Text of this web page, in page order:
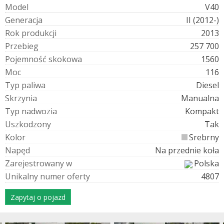
Model
V40
Generacja
II (2012-)
Rok produkcji
2013
Przebieg
257 700
Pojemność skokowa
1560
Moc
116
Typ paliwa
Diesel
Skrzynia
Manualna
Typ nadwozia
Kompakt
Uszkodzony
Tak
Kolor
Srebrny
Napęd
Na przednie koła
Zarejestrowanyw
Polska
Unikalny numeroferty 4807
Zapytaj o pojazd